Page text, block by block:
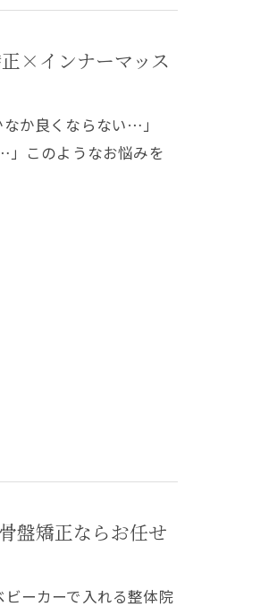
正×インナーマッス
か良くならない…」
」このようなお悩みを
盤矯正ならお任せ
ーカーで入れる整体院